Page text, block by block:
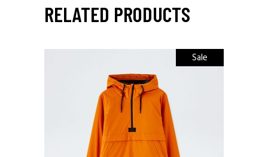
RELATED PRODUCTS
Sale